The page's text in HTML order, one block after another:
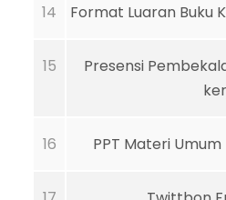
14 Format Luaran Buku
15
Presensi
16 PPT Materi